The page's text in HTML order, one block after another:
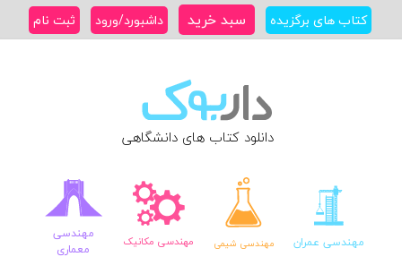
کتاب های برگزیده سبد خرید داشبورد/ورود ثبت نام
دانلود کتاب های دانشگاهی
مهندسی عمران مهندسی شیمی مهندسی مکانیک
مهندسی
معماری